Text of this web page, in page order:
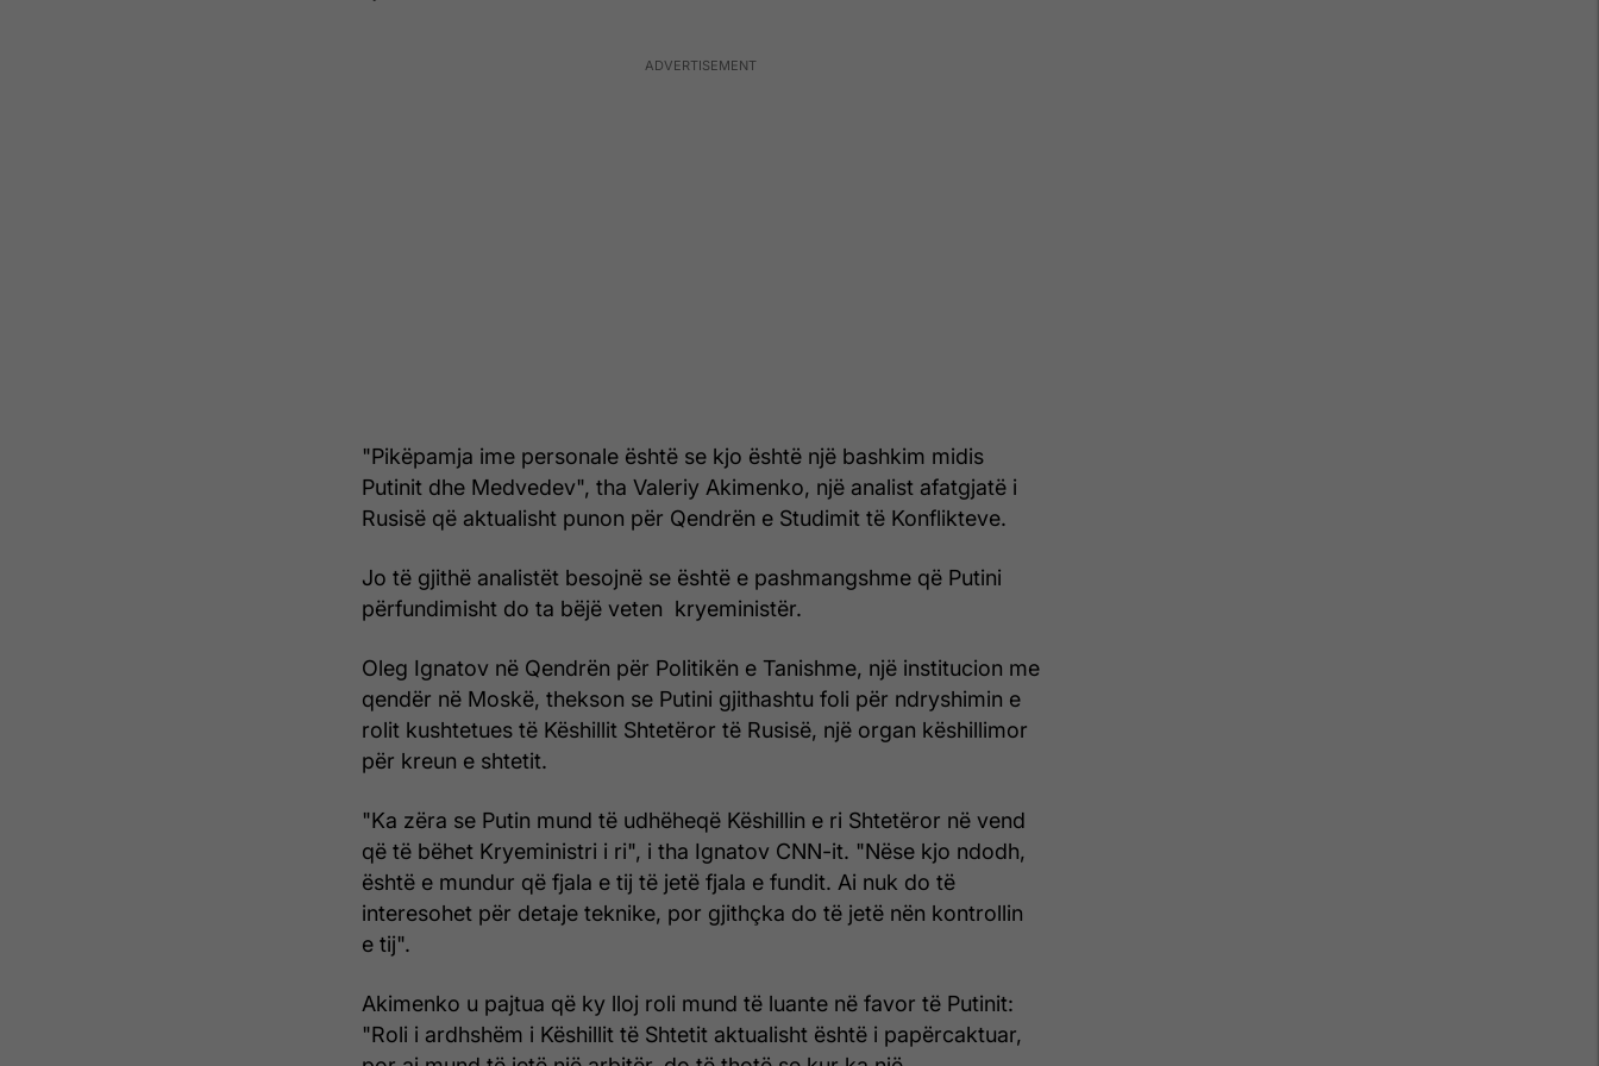
"Pikëpamja ime personale është se kjo është një bashkim midis
Putinit dhe Medvedev", tha Valeriy Akimenko, një analist afatgjatë i
Rusisë që aktualisht punon për Qendrën e Studimit të Konflikteve.
Jo të gjithë analistët besojnë se është e pashmangshme që Putini
përfundimisht do ta bëjë veten kryeministër.
Oleg Ignatov në Qendrën për Politikën e Tanishme, një institucion me
qendër në Moskë, thekson se Putini gjithashtu foli për ndryshimin e
rolit kushtetues të Këshillit Shtetëror të Rusisë, një organ këshillimor
për kreun e shtetit.
"Ka zëra se Putin mund të udhëheqë Këshillin e ri Shtetëror në vend
që të bëhet Kryeministri i ri", i tha Ignatov CNN-it. "Nëse kjo ndodh,
është e mundur që fjala e tij të jetë fjala e fundit. Ai nuk do të
interesohet për detaje teknike, por gjithçka do të jetë nën kontrollin
e tij".
Akimenko u pajtua që ky lloj roli mund të luante në favor të Putinit:
"Roli i ardhshëm i Këshillit të Shtetit aktualisht është i papërcaktuar,